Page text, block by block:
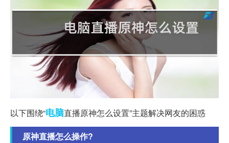
以下围绕“电脑直播原神怎么设置”主题解决网友的困惑
原神直播怎么操作?